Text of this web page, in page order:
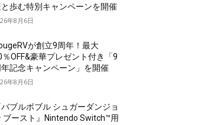
歩む特別キャンペーンを開催
年8月6日
が創立9周年！最大
％OFF&豪華プレゼント付き「9
年記念キャンペーン」を開催
年8月6日
バブルボブル シュガーダンジョ
ブースト』Nintendo Switch™用